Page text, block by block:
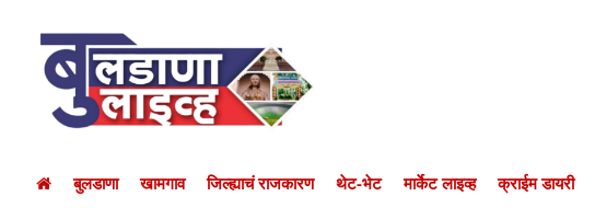
बुलडाणा खामगाव जिल्ह्याचं राजकारण थेट-भेट मार्केट लाइव्ह क्राईम डायरी